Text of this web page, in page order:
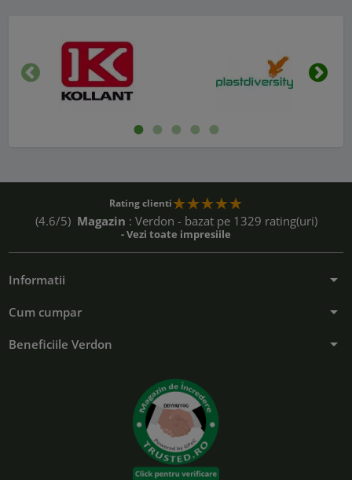
Inapoi
Rating clienti
(4.6/5) Magazin : Verdon - bazat pe 1329 rating(uri)
- Vezi toate impresiile
Informatii arrow_drop_down
Cum cumpar arrow_drop_down
Beneficiile Verdon arrow_drop_down